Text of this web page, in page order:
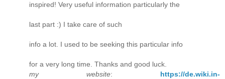
inspired! Very useful information particularly the
last part :) I take care of such
info a lot. I used to be seeking this particular info
for a very long time. Thanks and good luck.
my website: https://de.wiki.in-